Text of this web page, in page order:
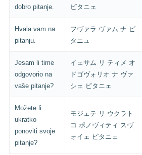
dobro pitanje.
ピタニェ
Hvala vam na
pitanju.
フヴァラ ヴァム ナ ピ
タニュ
Jesam li time
odgovorio na
vaše pitanje?
イェサム リ ティメ オ
ドゴヴォリオ ナ ヴァ
シェ ピタニェ
Možete li
ukratko
ponoviti svoje
pitanje?
モジェテ リ ウクラト
コ ポノヴィティ スヴ
ォイェ ピタニェ